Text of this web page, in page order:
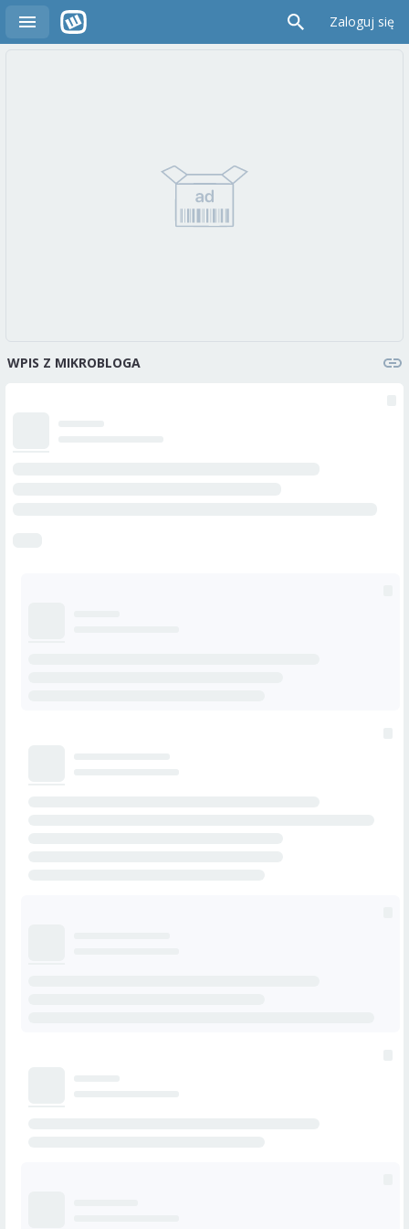
Zaloguj się
WPIS Z MIKROBLOGA